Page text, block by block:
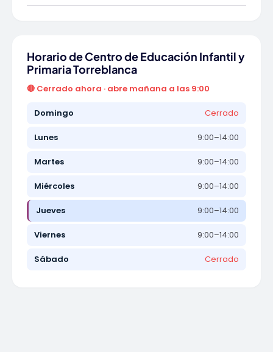
Horario de Centro de Educación Infantil y
Primaria Torreblanca
🔴 Cerrado ahora · abre mañana a las 9:00
Domingo Cerrado
Lunes 9:00–14:00
Martes 9:00–14:00
Miércoles 9:00–14:00
Jueves 9:00–14:00
Viernes 9:00–14:00
Sábado Cerrado